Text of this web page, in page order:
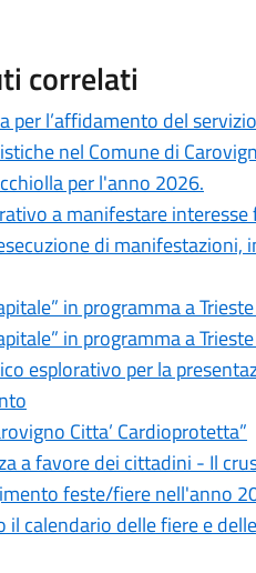
correlati
per l’affidamento del
nel Comune di
per l'anno 2026.
a manifestare
di
in programma a
in programma a
esplorativo per la
Citta’ Cardioprotetta”
a favore dei cittadini - Il
feste/fiere nell'anno
il calendario delle fiere e